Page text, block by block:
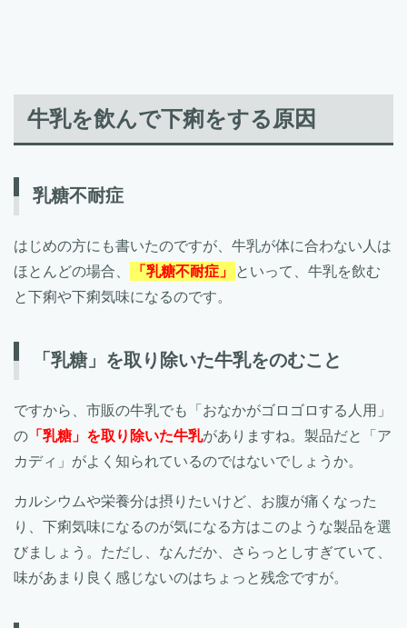
牛乳を飲んで下痢をする原因
乳糖不耐症
はじめの方にも書いたのですが、牛乳が体に合わない人は
ほとんどの場合、
「乳糖不耐症」
といって、牛乳を飲む
と下痢や下痢気味になるのです。
「乳糖」を取り除いた牛乳をのむこと
ですから、市販の牛乳でも「おなかがゴロゴロする人用」
の 「乳糖」を取り除いた牛乳がありますね。製品だと「ア
カディ」がよく知られているのではないでしょうか。
カルシウムや栄養分は摂りたいけど、お腹が痛くなった
り、下痢気味になるのが気になる方はこのような製品を選
びましょう。ただし、なんだか、さらっとしすぎていて、
味があまり良く感じないのはちょっと残念ですが。